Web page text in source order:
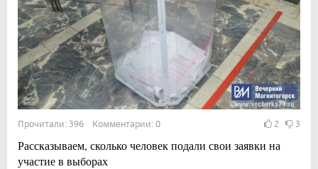
Прочитали: 396 Комментарии: 0 2 3
Рассказываем, сколько человек подали свои заявки на
участие в выборах